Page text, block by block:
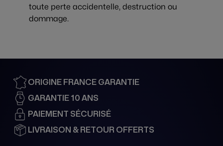
toute perte accidentelle, destruction ou
dommage.
ORIGINE FRANCE GARANTIE
GARANTIE 10 ANS
PAIEMENT SÉCURISÉ
LIVRAISON & RETOUR OFFERTS